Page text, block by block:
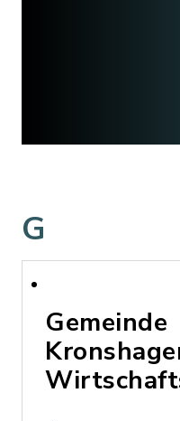
G
Gemeinde